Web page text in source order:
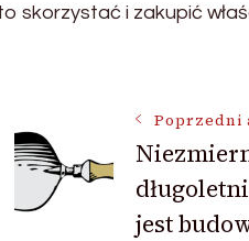
skorzystać i zakupić
Nawigacja
wpisu
Poprzedni
jest